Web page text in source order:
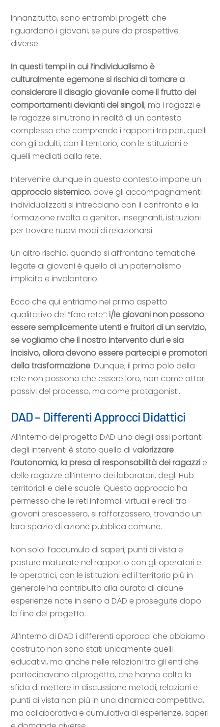
Innanzitutto, sono entrambi progetti che
riguardano i giovani, se pure da prospettive
diverse.
In questi tempi in cui l’individualismo è
culturalmente egemone si rischia di tornare a
considerare il disagio giovanile come il frutto dei
comportamenti devianti dei singoli, ma i ragazzi e
le ragazze si nutrono in realtà di un contesto
complesso che comprende i rapporti tra pari, quelli
con gli adulti, con il territorio, con le istituzioni e
quelli mediati dalla rete.
Intervenire dunque in questo contesto impone un
approccio sistemico, dove gli accompagnamenti
individualizzati si intrecciano con il confronto e la
formazione rivolta a genitori, insegnanti, istituzioni
per trovare nuovi modi di relazionarsi.
Un altro rischio, quando si affrontano tematiche
legate ai giovani è quello di un paternalismo
implicito e involontario.
Ecco che qui entriamo nel primo aspetto
qualitativo del “fare rete”: i/le giovani non possono
essere semplicemente utenti e fruitori di un servizio,
se vogliamo che il nostro intervento duri e sia
incisivo, allora devono essere partecipi e promotori
della trasformazione. Dunque, il primo polo della
rete non possono che essere loro, non come attori
passivi del processo, ma come protagonisti.
DAD – Differenti Approcci Didattici
All’interno del progetto DAD uno degli assi portanti
degli interventi è stato quello di valorizzare
l’autonomia, la presa di responsabilità dei ragazzi e
delle ragazze all’interno dei laboratori, degli Hub
territoriali e delle scuole. Questo approccio ha
permesso che le reti informali virtuali e reali tra
giovani crescessero, si rafforzassero, trovando un
loro spazio di azione pubblica comune.
Non solo: l’accumulo di saperi, punti di vista e
posture maturate nel rapporto con gli operatori e
le operatrici, con le istituzioni ed il territorio più in
generale ha contribuito alla durata di alcune
esperienze nate in seno a DAD e proseguite dopo
la fine del progetto.
All’interno di DAD i differenti approcci che abbiamo
costruito non sono stati unicamente quelli
educativi, ma anche nelle relazioni tra gli enti che
partecipavano al progetto, che hanno colto la
sfida di mettere in discussione metodi, relazioni e
punti di vista non più in una dinamica competitiva,
ma collaborativa e cumulativa di esperienze, saperi